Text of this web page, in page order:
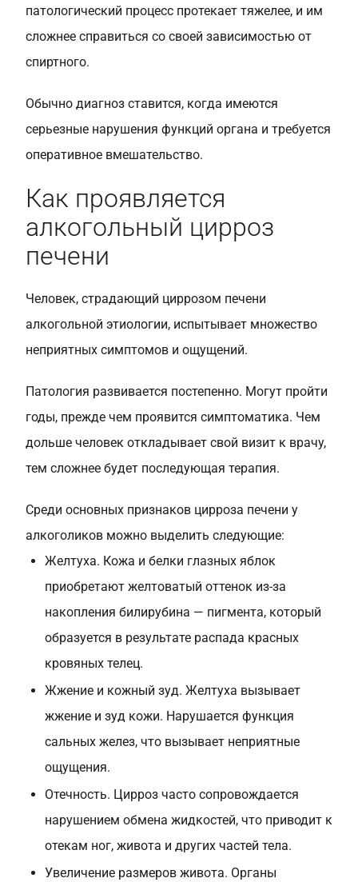
патологический процесс протекает тяжелее, и им
сложнее справиться со своей зависимостью от
спиртного.
Обычно диагноз ставится, когда имеются
серьезные нарушения функций органа и требуется
оперативное вмешательство.
Как проявляется
алкогольный цирроз
печени
Человек, страдающий циррозом печени
алкогольной этиологии, испытывает множество
неприятных симптомов и ощущений.
Патология развивается постепенно. Могут пройти
годы, прежде чем проявится симптоматика. Чем
дольше человек откладывает свой визит к врачу,
тем сложнее будет последующая терапия.
Среди основных признаков цирроза печени у
алкоголиков можно выделить следующие:
Желтуха. Кожа и белки глазных яблок
приобретают желтоватый оттенок из-за
накопления билирубина — пигмента, который
образуется в результате распада красных
кровяных телец.
Жжение и кожный зуд. Желтуха вызывает
жжение и зуд кожи. Нарушается функция
сальных желез, что вызывает неприятные
ощущения.
Отечность. Цирроз часто сопровождается
нарушением обмена жидкостей, что приводит к
отекам ног, живота и других частей тела.
Увеличение размеров живота. Органы